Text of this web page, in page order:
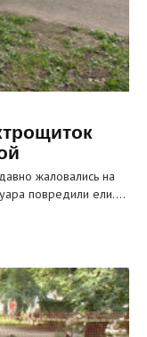
жаловались на
повредили ели.…